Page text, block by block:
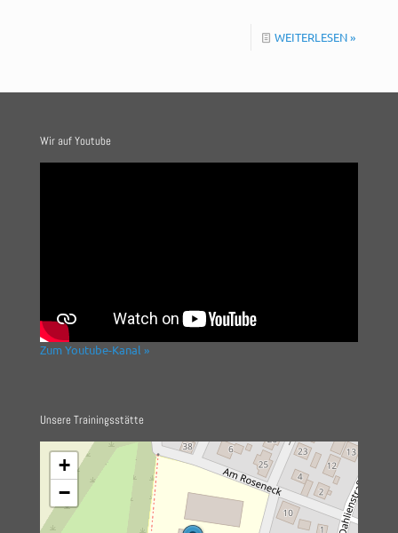
WEITERLESEN »
Wir auf Youtube
Zum Youtube-Kanal »
Unsere Trainingsstätte
+
−